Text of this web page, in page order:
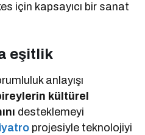
için kapsayıcı bir sanat
eşitlik
anlayışı
kültürel
desteklemeyi
projesiyle teknolojiyi